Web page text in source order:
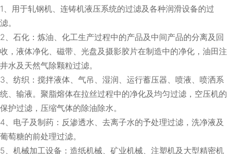
1、用于轧钢机、连铸机液压系统的过滤及各种润滑设备的过
滤。
2、石化：炼油、化工生产过程中的产品及中间产品的分离及回
收，液体净化、磁带、光盘及摄影胶片在制造中的净化，油田注
井水及天然气除颗粒过滤。
3、纺织：搅拌液体、气吊、湿润、运行蓄压器、喷液、喷洒系
统、输液。聚脂熔体在拉丝过程中的净化及均匀过滤，空压机的
保护过滤，压缩气体的除油除水。
4、电子及制药：反渗透水、去离子水的予处理过滤，洗净液及
葡萄糖的前处理过滤。
5、机械加工设备：造纸机械、矿业机械、注塑机及大型精密机